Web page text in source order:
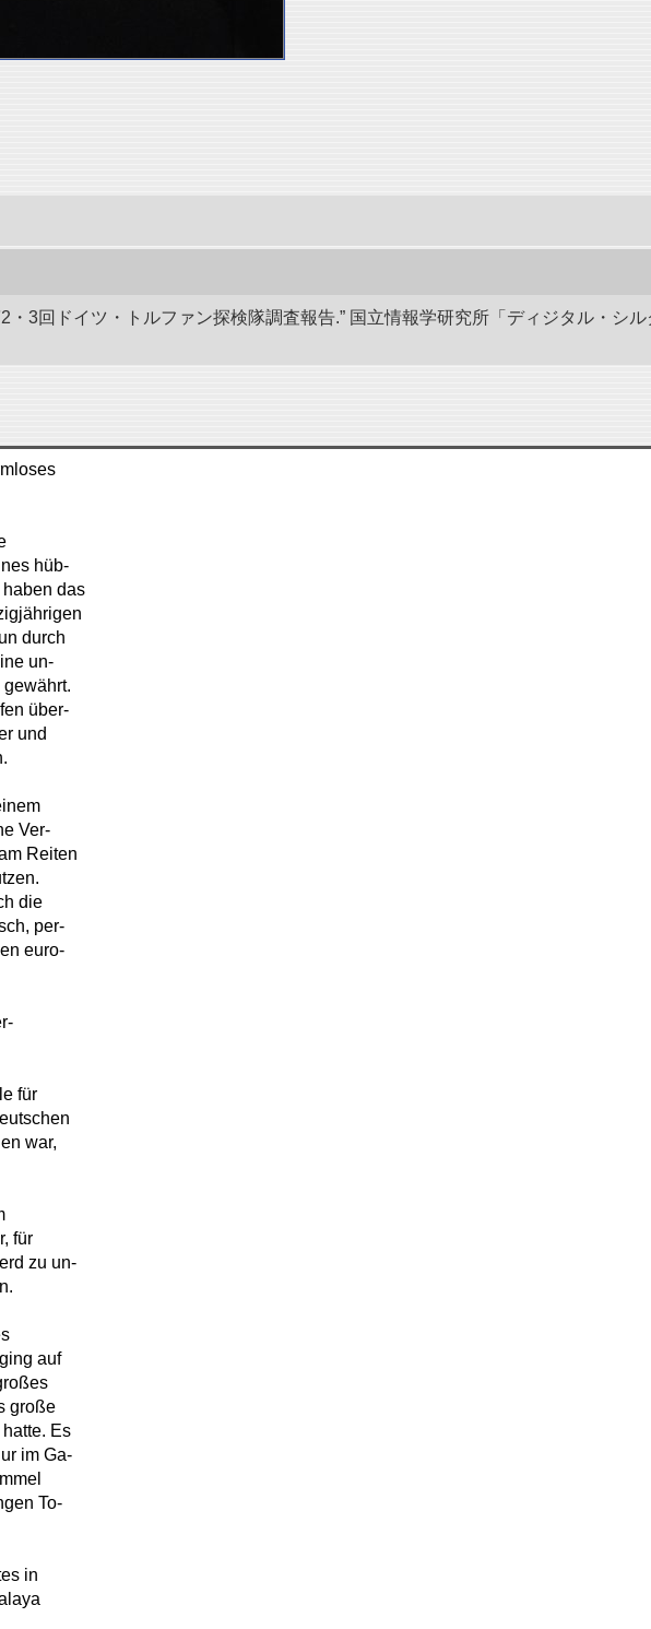
3回ドイツ・トルファン探検隊調査報告.” 国立情報学研究所「ディジタル・シ
hüb-
das
durch
un-
über-
und
Ver-
Reiten
die
per-
euro-
für
war,
für
zu un-
auf
große
Es
im Ga-
To-
in